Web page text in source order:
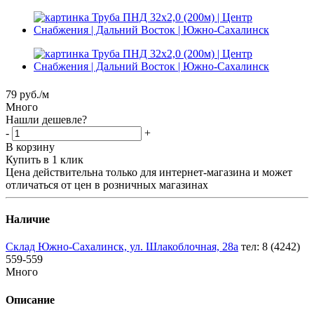
79 руб./м
Много
Нашли дешевле?
-
+
В корзину
Купить в 1 клик
Цена действительна только для интернет-магазина и может
отличаться от цен в розничных магазинах
Наличие
Склад Южно-Сахалинск, ул. Шлакоблочная, 28а тел: 8 (4242)
559-559
Много
Описание